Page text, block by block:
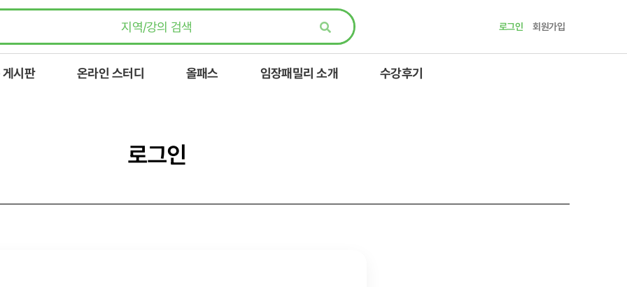
로그인 회원가입
시판 온라인 스터디 올패스 임장패밀리 소개 수강후기
로그인